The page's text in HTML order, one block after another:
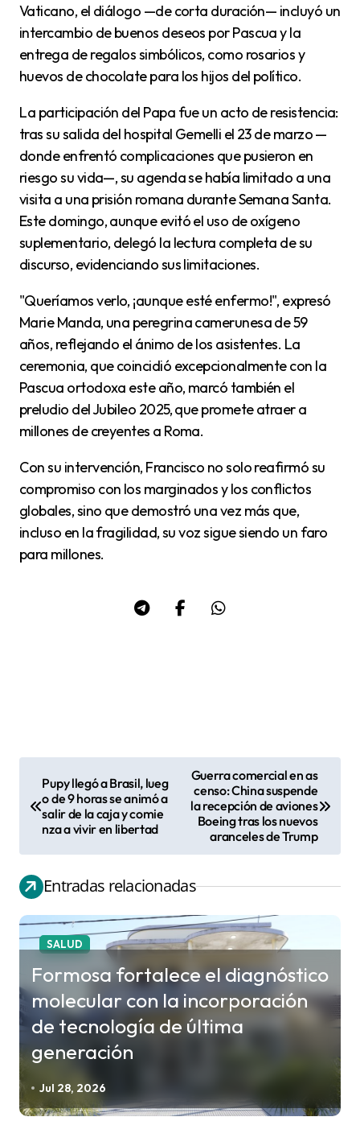
Vaticano, el diálogo —de corta duración— incluyó un
intercambio de buenos deseos por Pascua y la
entrega de regalos simbólicos, como rosarios y
huevos de chocolate para los hijos del político.
La participación del Papa fue un acto de resistencia:
tras su salida del hospital Gemelli el 23 de marzo —
donde enfrentó complicaciones que pusieron en
riesgo su vida—, su agenda se había limitado a una
visita a una prisión romana durante Semana Santa.
Este domingo, aunque evitó el uso de oxígeno
suplementario, delegó la lectura completa de su
discurso, evidenciando sus limitaciones.
"Queríamos verlo, ¡aunque esté enfermo!", expresó
Marie Manda, una peregrina camerunesa de 59
años, reflejando el ánimo de los asistentes. La
ceremonia, que coincidió excepcionalmente con la
Pascua ortodoxa este año, marcó también el
preludio del Jubileo 2025, que promete atraer a
millones de creyentes a Roma.
Con su intervención, Francisco no solo reafirmó su
compromiso con los marginados y los conflictos
globales, sino que demostró una vez más que,
incluso en la fragilidad, su voz sigue siendo un faro
para millones.
e
g
c
i
n
d
e
e
n
Pupy llegó a Brasil, lueg
o de 9 horas se animó a
salir de la caja y comie
nza a vivir en libertad
Guerra comercial en as
censo: China suspende
la recepción de aviones
Boeing tras los nuevos
aranceles de Trump
Entradas relacionadas
SALUD
Formosa fortalece el diagnóstico
molecular con la incorporación
de tecnología de última
generación
Jul 28, 2026